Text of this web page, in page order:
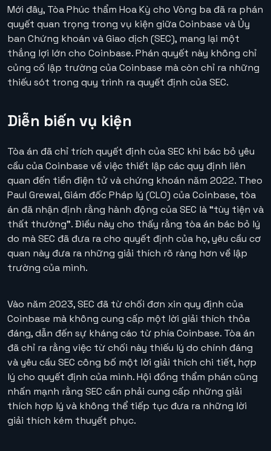
Mới đây, Tòa Phúc thẩm Hoa Kỳ cho Vòng ba đã ra phán
quyết quan trọng trong vụ kiện giữa Coinbase và Ủy
ban Chứng khoán và Giao dịch (SEC), mang lại một
thắng lợi lớn cho Coinbase. Phán quyết này không chỉ
củng cố lập trường của Coinbase mà còn chỉ ra những
thiếu sót trong quy trình ra quyết định của SEC.
Diễn biến vụ kiện
Tòa án đã chỉ trích quyết định của SEC khi bác bỏ yêu
cầu của Coinbase về việc thiết lập các quy định liên
quan đến tiền điện tử và chứng khoán năm 2022. Theo
Paul Grewal, Giám đốc Pháp lý (CLO) của Coinbase, tòa
án đã nhận định rằng hành động của SEC là “tùy tiện và
thất thường”. Điều này cho thấy rằng tòa án bác bỏ lý
do mà SEC đã đưa ra cho quyết định của họ, yêu cầu cơ
quan này đưa ra những giải thích rõ ràng hơn về lập
trường của mình.
Vào năm 2023, SEC đã từ chối đơn xin quy định của
Coinbase mà không cung cấp một lời giải thích thỏa
đáng, dẫn đến sự kháng cáo từ phía Coinbase. Tòa án
đã chỉ ra rằng việc từ chối này thiếu lý do chính đáng
và yêu cầu SEC công bố một lời giải thích chi tiết, hợp
lý cho quyết định của mình. Hội đồng thẩm phán cũng
nhấn mạnh rằng SEC cần phải cung cấp những giải
thích hợp lý và không thể tiếp tục đưa ra những lời
giải thích kém thuyết phục.